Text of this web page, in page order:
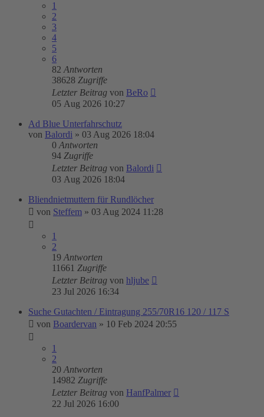
1
2
3
4
5
6
82 Antworten
38628 Zugriffe
Letzter Beitrag von BeRo
05 Aug 2026 10:27
Ad Blue Unterfahrschutz
von Balordi » 03 Aug 2026 18:04
0 Antworten
94 Zugriffe
Letzter Beitrag von Balordi
03 Aug 2026 18:04
Bliendnietmuttern für Rundlöcher
von Steffem » 03 Aug 2024 11:28
1
2
19 Antworten
11661 Zugriffe
Letzter Beitrag von hljube
23 Jul 2026 16:34
Suche Gutachten / Eintragung 255/70R16 120 / 117 S
von Boardervan » 10 Feb 2024 20:55
1
2
20 Antworten
14982 Zugriffe
Letzter Beitrag von HanfPalmer
22 Jul 2026 16:00